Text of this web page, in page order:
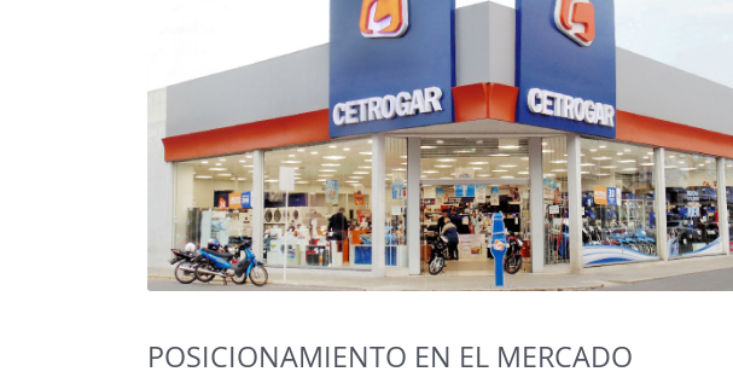
POSICIONAMIENTO EN EL MERCADO